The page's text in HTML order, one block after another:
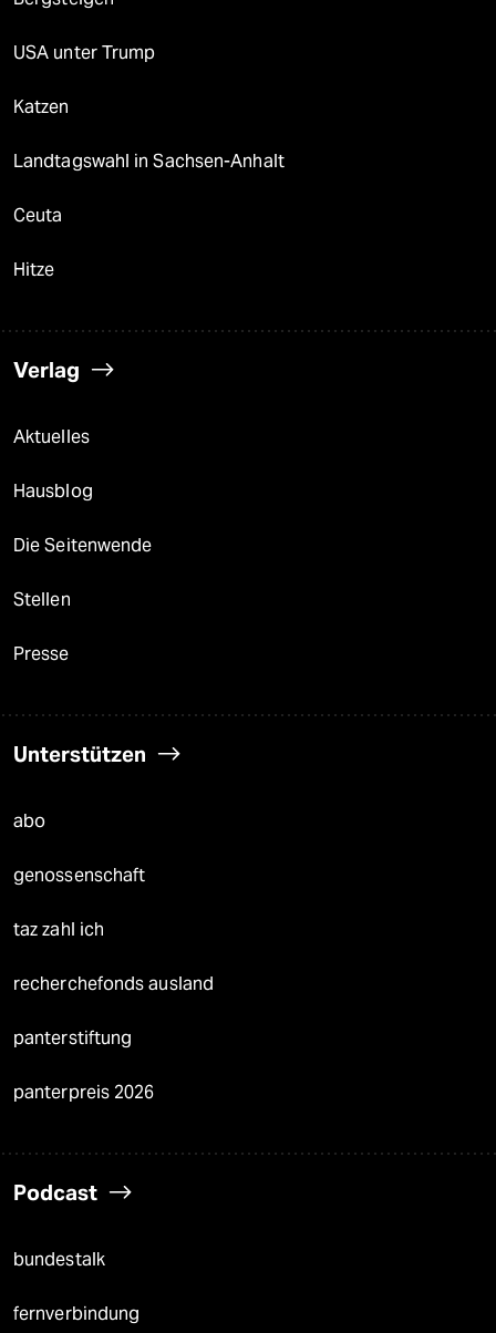
USA unter Trump
Katzen
Landtagswahl in Sachsen-Anhalt
Ceuta
Hitze
Verlag
Aktuelles
Hausblog
Die Seitenwende
Stellen
Presse
Unterstützen
abo
genossenschaft
taz zahl ich
recherchefonds ausland
panterstiftung
panterpreis 2026
Podcast
bundestalk
fernverbindung